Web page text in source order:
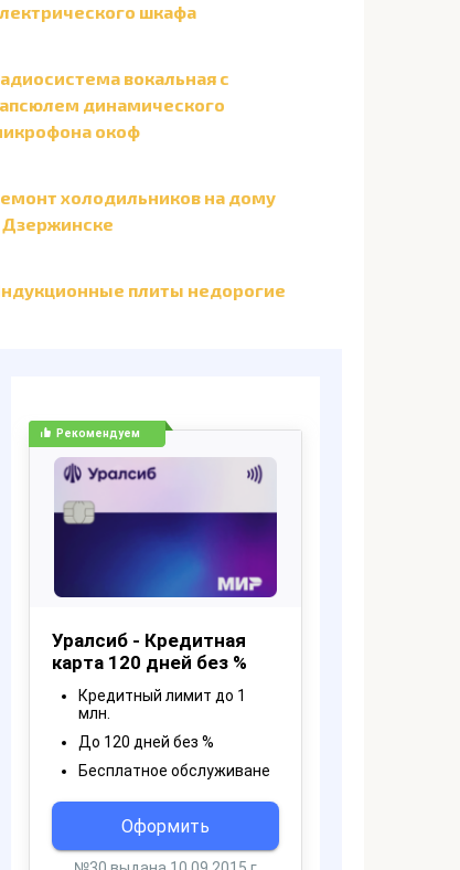
шкафа
вокальная с
динамического
окоф
холодильников на дому
Дзержинске
плиты недорогие